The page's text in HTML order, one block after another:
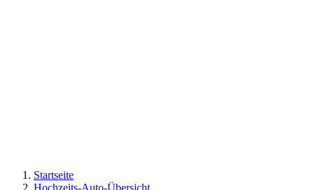
Startseite
Hochzeits-Auto-Übersicht